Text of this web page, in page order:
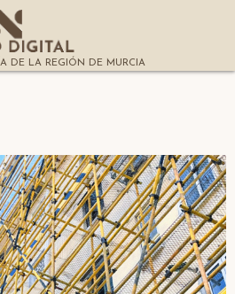
DE LA REGIÓN DE MURCIA